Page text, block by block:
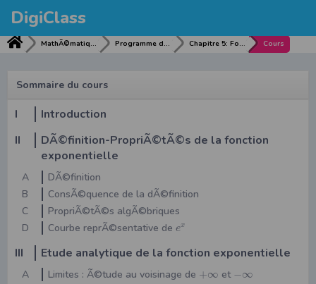
DigiClass
MathÃ©matiques Programme de MathÃ©matiques Chapitre 5: Fonctions exponentielles Cours
Sommaire du cours
I
Introduction
II
DÃ©finition-PropriÃ©tÃ©s de la fonction
exponentielle
A
DÃ©finition
B
ConsÃ©quence de la dÃ©finition
C
PropriÃ©tÃ©s algÃ©briques
D
Courbe reprÃ©sentative de ex
III Etude analytique de la fonction exponentielle
A Limites : Ã©tude au voisinage de +∞ et −∞